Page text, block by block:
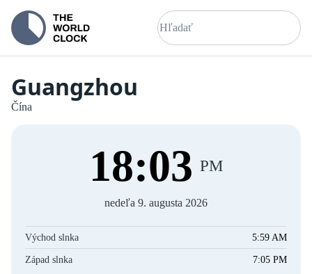
Guangzhou
Čína
18:03 PM
nedeľa 9. augusta 2026
Východ slnka 5:59 AM
Západ slnka 7:05 PM